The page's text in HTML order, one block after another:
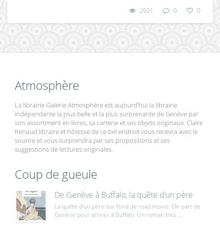
2921 0 0
Atmosphère
La librairie Galerie Atmosphère est aujourd’hui la librairie
indépendante la plus belle et la plus surprenante de Genève par
son assortiment en livres, sa carterie et ses objets originaux. Claire
Renaud libraire et hôtesse de ce bel endroit vous recevra avec le
sourire et vous surprendra par ses propositions et ses
suggestions de lectures originales.
Coup de gueule
De Genève à Buffalo, la quête d’un père
La quête d’un père sur fond de road movie. On part de
Genève pour arriver à Buffalo. Un roman très ...